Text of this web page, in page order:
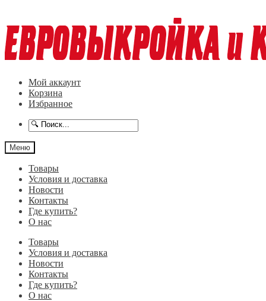
к
навигации
к
содержимому
Мой аккаунт
Корзина
Избранное
Меню
Товары
Условия и доставка
Новости
Контакты
Где купить?
О нас
Товары
Условия и доставка
Новости
Контакты
Где купить?
О нас